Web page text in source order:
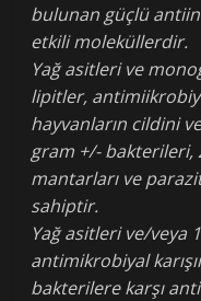
bulunan güçlü
etkili moleküllerdir.
Yağ asitleri ve
lipitler,
hayvanların cildini
gram +/- bakterileri,
mantarları ve
sahiptir.
Yağ asitleri ve/veya
antimikrobiyal
bakterilere karşı